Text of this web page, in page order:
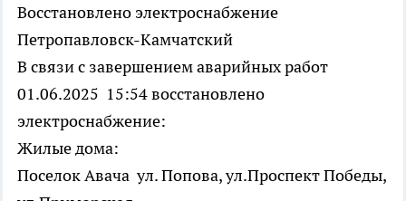
Восстановлено электроснабжение
Петропавловск-Камчатский
В связи с завершением аварийных работ
01.06.2025 15:54 восстановлено
электроснабжение:
Жилые дома:
Поселок Авача ул. Попова, ул.Проспект Победы,